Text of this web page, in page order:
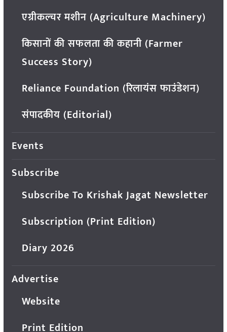
एग्रीकल्चर मशीन (Agriculture Machinery)
किसानों की सफलता की कहानी (Farmer
Success Story)
Reliance Foundation (रिलायंस फाउंडेशन)
संपादकीय (Editorial)
Events
Subscribe
Subscribe To Krishak Jagat Newsletter
Subscription (Print Edition)
Diary 2026
Advertise
Website
Print Edition